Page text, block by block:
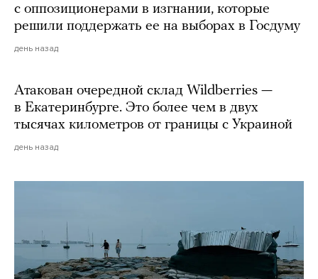
с оппозиционерами в изгнании, которые
решили поддержать ее на выборах в Госдуму
день назад
Атакован очередной склад Wildberries —
в Екатеринбурге. Это более чем в двух
тысячах километров от границы с Украиной
день назад